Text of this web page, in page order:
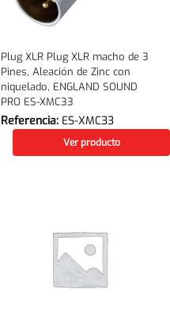
Plug XLR Plug XLR macho de 3
Pines, Aleación de Zinc con
niquelado, ENGLAND SOUND
PRO ES-XMC33
Referencia: ES-XMC33
Ver producto